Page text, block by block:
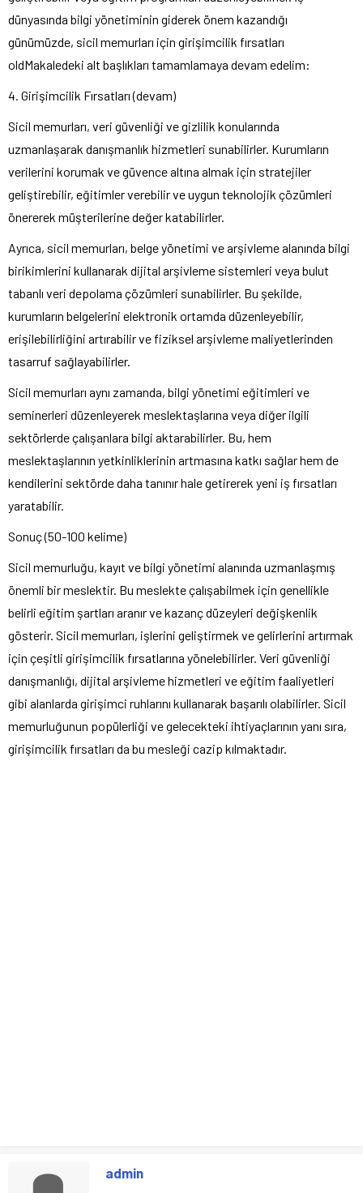
dünyasında bilgi yönetiminin giderek önem kazandığı
günümüzde, sicil memurları için girişimcilik fırsatları
oldMakaledeki alt başlıkları tamamlamaya devam edelim:
4. Girişimcilik Fırsatları (devam)
Sicil memurları, veri güvenliği ve gizlilik konularında
uzmanlaşarak danışmanlık hizmetleri sunabilirler. Kurumların
verilerini korumak ve güvence altına almak için stratejiler
geliştirebilir, eğitimler verebilir ve uygun teknolojik çözümleri
önererek müşterilerine değer katabilirler.
Ayrıca, sicil memurları, belge yönetimi ve arşivleme alanında bilgi
birikimlerini kullanarak dijital arşivleme sistemleri veya bulut
tabanlı veri depolama çözümleri sunabilirler. Bu şekilde,
kurumların belgelerini elektronik ortamda düzenleyebilir,
erişilebilirliğini artırabilir ve fiziksel arşivleme maliyetlerinden
tasarruf sağlayabilirler.
Sicil memurları aynı zamanda, bilgi yönetimi eğitimleri ve
seminerleri düzenleyerek meslektaşlarına veya diğer ilgili
sektörlerde çalışanlara bilgi aktarabilirler. Bu, hem
meslektaşlarının yetkinliklerinin artmasına katkı sağlar hem de
kendilerini sektörde daha tanınır hale getirerek yeni iş fırsatları
yaratabilir.
Sonuç (50-100 kelime)
Sicil memurluğu, kayıt ve bilgi yönetimi alanında uzmanlaşmış
önemli bir meslektir. Bu meslekte çalışabilmek için genellikle
belirli eğitim şartları aranır ve kazanç düzeyleri değişkenlik
gösterir. Sicil memurları, işlerini geliştirmek ve gelirlerini artırmak
için çeşitli girişimcilik fırsatlarına yönelebilirler. Veri güvenliği
danışmanlığı, dijital arşivleme hizmetleri ve eğitim faaliyetleri
gibi alanlarda girişimci ruhlarını kullanarak başarılı olabilirler. Sicil
memurluğunun popülerliği ve gelecekteki ihtiyaçlarının yanı sıra,
girişimcilik fırsatları da bu mesleği cazip kılmaktadır.
admin